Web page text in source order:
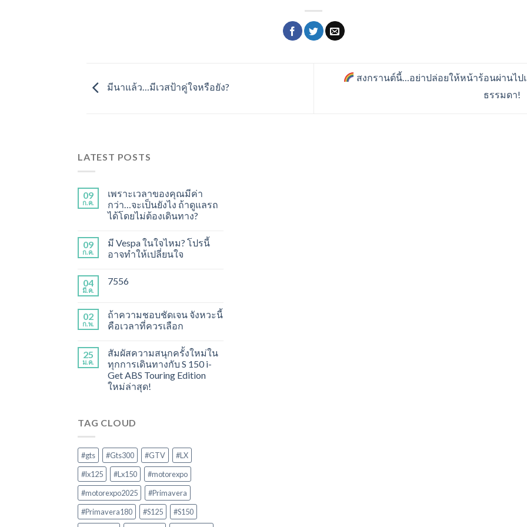
มีนาแล้ว…มีเวสป้าคู่ใจหรือยัง?
สงกรานต์นี้…อย่าปล่อยให้หน้าร้อนผ่านไป
ธรรมดา!
LATEST POSTS
09
ก.ค.
เพราะเวลาของคุณมีค่า
กว่า…จะเป็นยังไง ถ้าดูแลรถ
ได้โดยไม่ต้องเดินทาง?
09
ก.ค.
มี Vespa ในใจไหม? โปรนี้
อาจทำให้เปลี่ยนใจ
04
มี.ค.
7556
02
ก.พ.
ถ้าความชอบชัดเจน จังหวะนี้
คือเวลาที่ควรเลือก
25
ม.ค.
สัมผัสความสนุกครั้งใหม่ใน
ทุกการเดินทางกับ S 150 i-
Get ABS Touring Edition
ใหม่ล่าสุด!
TAG CLOUD
#gts #Gts300 #GTV
#LX
#lx125
#Lx150
#motorexpo
#motorexpo2025
#Primavera
#Primavera180
#S125
#S150